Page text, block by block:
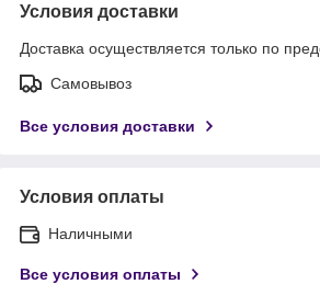
Условия доставки
Доставка осуществляется только по
Самовывоз
Все условия доставки
Условия оплаты
Наличными
Все условия оплаты